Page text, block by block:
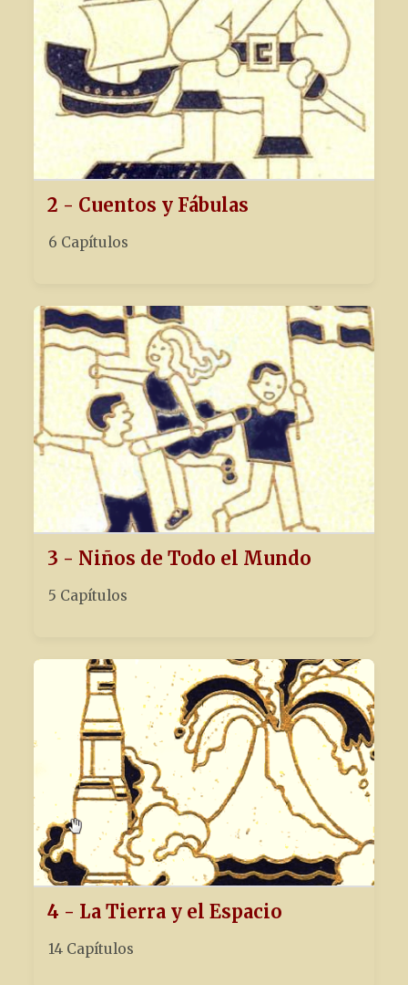
2 - Cuentos y Fábulas
6 Capítulos
3 - Niños de Todo el Mundo
5 Capítulos
4 - La Tierra y el Espacio
14 Capítulos